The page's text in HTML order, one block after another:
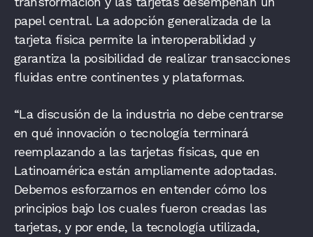
papel central. La adopción generalizada de la
tarjeta física permite la interoperabilidad y
garantiza la posibilidad de realizar transacciones
fluidas entre continentes y plataformas.
“La discusión de la industria no debe centrarse
en qué innovación o tecnología terminará
reemplazando a las tarjetas físicas, que en
Latinoamérica están ampliamente adoptadas.
Debemos esforzarnos en entender cómo los
principios bajo los cuales fueron creadas las
tarjetas, y por ende, la tecnología utilizada,